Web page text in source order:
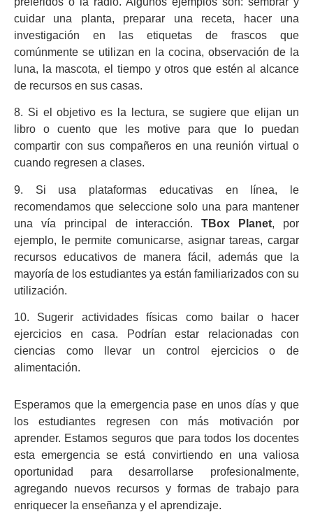
cuidar una planta, preparar una receta, hacer una
investigación en las etiquetas de frascos que
comúnmente se utilizan en la cocina, observación de la
luna, la mascota, el tiempo y otros que estén al alcance
de recursos en sus casas.
8. Si el objetivo es la lectura, se sugiere que elijan un
libro o cuento que les motive para que lo puedan
compartir con sus compañeros en una reunión virtual o
cuando regresen a clases.
9. Si usa plataformas educativas en línea, le
recomendamos que seleccione solo una para mantener
una vía principal de interacción.TBox Planet, por
ejemplo, le permite comunicarse, asignar tareas, cargar
recursos educativos de manera fácil, además que la
mayoría de los estudiantes ya están familiarizados con su
utilización.
10. Sugerir actividades físicas como bailar o hacer
ejercicios en casa. Podrían estar relacionadas con
ciencias como llevar un control ejercicios o de
alimentación.
Esperamos que la emergencia pase en unos días y que
los estudiantes regresen con más motivación por
aprender. Estamos seguros que para todos los docentes
esta emergencia se está convirtiendo en una valiosa
oportunidad para desarrollarse profesionalmente,
agregando nuevos recursos y formas de trabajo para
enriquecer la enseñanza y el aprendizaje.